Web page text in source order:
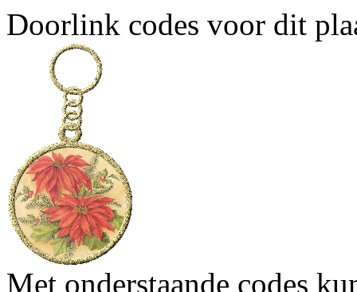
Doorlink codes voor dit
Met onderstaande codes